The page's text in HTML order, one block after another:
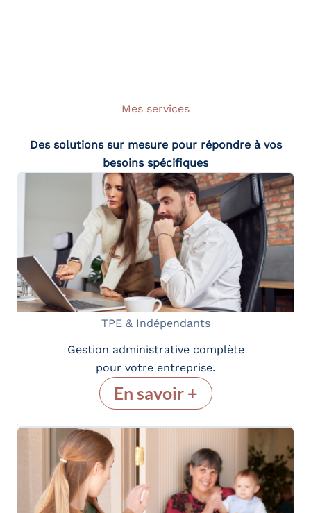
Mes services
Des solutions sur mesure pour répondre à vos
besoins spécifiques
TPE & Indépendants
Gestion administrative complète
pour votre entreprise.
En savoir +